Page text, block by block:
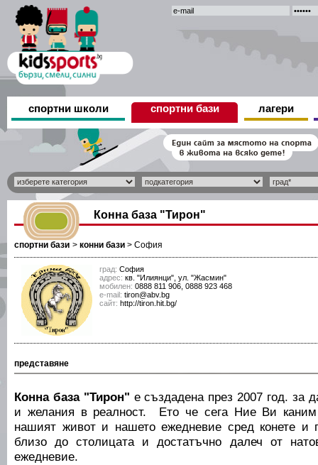
спортни школи спортни бази лагери
Конна база "Тирон"
спортни бази > конни бази > София
град: София
адрес: кв. "Илиянци", ул. "Жасмин"
мобилен: 0888 811 906, 0888 923 468
е-mail: tiron@abv.bg
сайт: http://tiron.hit.bg/
представяне
Конна база "Тирон" е създадена през 2007 год. за
и желания в реалност. Ето че сега Ние Ви
нашият живот и нашето ежедневие сред конете и
близо до столицата и достатъчно далеч от
ежедневие.